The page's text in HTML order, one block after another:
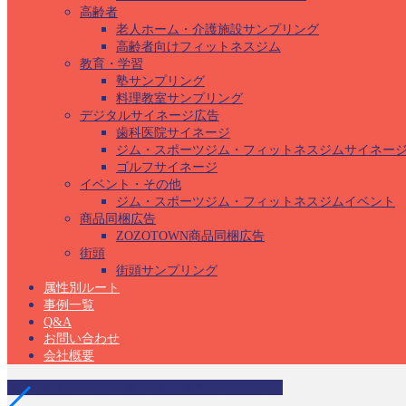
高齢者
老人ホーム・介護施設サンプリング
高齢者向けフィットネスジム
教育・学習
塾サンプリング
料理教室サンプリング
デジタルサイネージ広告
歯科医院サイネージ
ジム・スポーツジム・フィットネスジムサイネー
ゴルフサイネージ
イベント・その他
ジム・スポーツジム・フィットネスジムイベント
商品同梱広告
ZOZOTOWN商品同梱広告
街頭
街頭サンプリング
属性別ルート
事例一覧
Q&A
お問い合わせ
会社概要
ダンススクール・ダンス教室サンプリング